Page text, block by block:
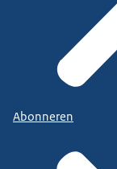
Abonneren